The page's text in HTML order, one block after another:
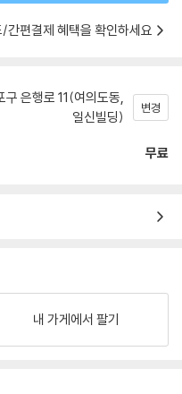
간편결제 혜택을 확인하세요
구 은행로 11(여의도동,
일신빌딩)
변경
무료
내 가게에서 팔기